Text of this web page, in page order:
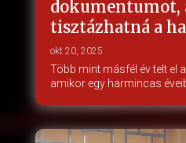
dokumentumot,
tisztázhatná a
okt 20, 2025
Több mint másfél év telt el
amikor egy harmincas